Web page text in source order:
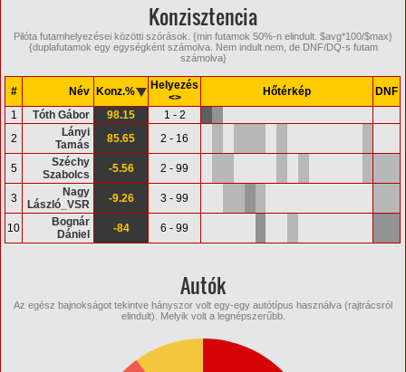
Konzisztencia
Pilóta futamhelyezései közötti szórások. {min futamok 50%-n elindult. $avg*100/$max}
{duplafutamok egy egységként számolva. Nem indult nem, de DNF/DQ-s futam
számolva}
# Név Konz.%
Helyezés
<>
Hőtérkép
DNF
1
Tóth Gábor 98.15
1 - 2
2
Lányi
Tamás
85.65 2 - 16
5
Széchy
Szabolcs
-5.56 2 - 99
3
Nagy
László_VSR
-9.26 3 - 99
10
Bognár
Dániel
-84 6 - 99
Autók
Az egész bajnokságot tekintve hányszor volt egy-egy autótípus használva (rajtrácsról
elindult). Melyik volt a legnépszerűbb.